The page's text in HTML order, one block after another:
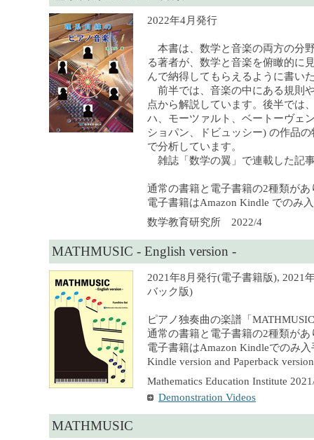
2022年4月発行
本書は、数学と音楽の両方の分
る著者が、数学と音楽を俯瞰的に
んで納得してもらえるように書い
前半では、音楽の中にある規則
点から解説しています。後半では
ハ、モーツァルト、ベートーヴェ
ショパン、ドビュッシー) の作品
で分析しています。
雑誌「数学の翼」で連載した記
通常の書籍と電子書籍の2種類があ
電子書籍はAmazon Kindle でのみ
数学教育研究所 2022/4
MATHMUSIC - English version -
2021年8月発行(電子書籍版), 2021
バック版)
ピアノ独奏曲の楽譜「
通常の書籍と電子書籍の2種類があ
電子書籍はAmazon Kindleでのみ
Kindle version and Paperback
Mathematics Education Institute
Demonstration Videos
MATHMUSIC